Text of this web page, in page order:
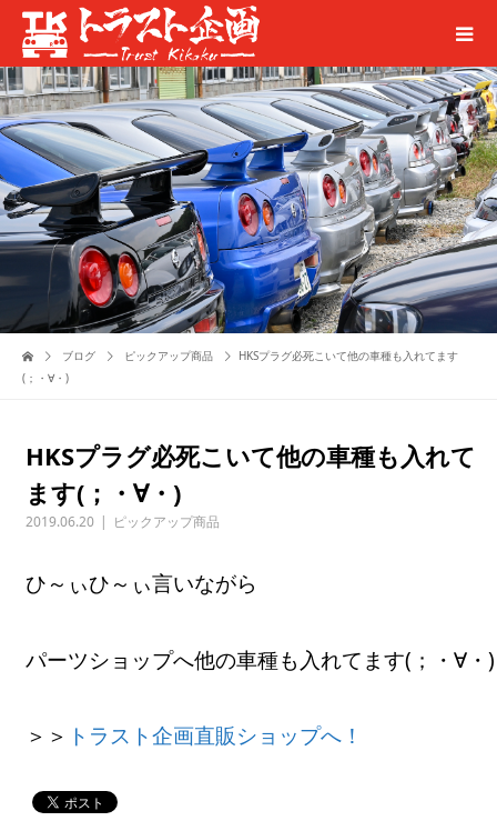
ブログ ピックアップ商品
HKSプラグ必死こいて他の車種も入れてます
(；・∀・)
HKSプラグ必死こいて他の車種も入れて
ます(；・∀・)
2019.06.20 ピックアップ商品
ひ～ぃひ～ぃ言いながら
パーツショップへ他の車種も入れてます(；・∀・)
＞＞ トラスト企画直販ショップへ！